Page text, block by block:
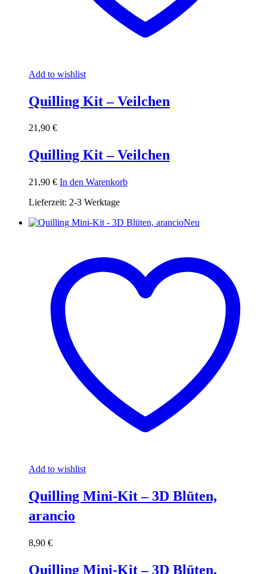
Add to wishlist
Quilling Kit – Veilchen
21,90 €
Quilling Kit – Veilchen
21,90 € In den Warenkorb
Lieferzeit: 2-3 Werktage
Neu
Add to wishlist
Quilling Mini-Kit – 3D Blüten,
arancio
8,90 €
Quilling Mini-Kit – 3D Blüten,